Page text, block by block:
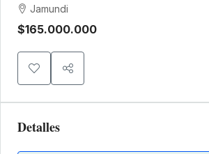
Jamundi
$165.000.000
Detalles